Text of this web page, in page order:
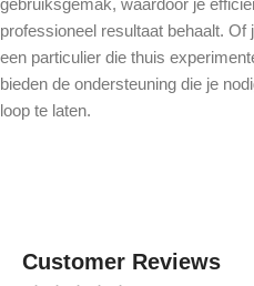
gebruiksgemak, waardoor je
professioneel resultaat behaalt.
een particulier die thuis
bieden de ondersteuning die je
loop te laten.
Customer Reviews